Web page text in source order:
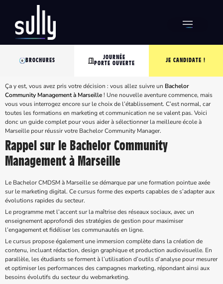
BROCHURES
JOURNÉE
PORTE OUVERTE
JE CANDIDATE !
Ça y est, vous avez pris votre décision : vous allez suivre un Bachelor
Community Management à Marseille! Une nouvelle aventure commence, mais
vous vous interrogez encore sur le choix de l’établissement. C’est normal, car
toutes les formations en marketing et communication ne se valent pas. Voici
donc un guide complet pour vous aider à sélectionner la meilleure école à
Marseille pour réussir votre Bachelor Community Manager.
Rappel sur le Bachelor Community
Management à Marseille
Le Bachelor CMDSM à Marseille se démarque par une formation pointue axée
sur le marketing digital. Ce cursus forme des experts capables de s’adapter aux
évolutions rapides du secteur.
Le programme met l’accent sur la maîtrise des réseaux sociaux, avec un
enseignement approfondi des stratégies de gestion pour maximiser
l’engagement et fidéliser les communautés en ligne.
Le cursus propose également une immersion complète dans la création de
contenu, incluant rédaction, design graphique et production audiovisuelle. En
parallèle, les étudiants se forment à l’utilisation d’outils d’analyse pour mesurer
et optimiser les performances des campagnes marketing, répondant ainsi aux
besoins évolutifs du secteur du webmarketing.